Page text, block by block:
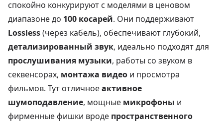
спокойно конкурируют с моделями в ценовом
диапазоне до 100 косарей. Они поддерживают
Lossless(через кабель), обеспечивают глубокий,
детализированный звук, идеально подходят для
прослушивания музыки, работы со звуком в
секвенсорах, монтажа видео и просмотра
фильмов. Тут отличноеактивное
шумоподавление, мощные микрофоны и
фирменные фишки вроде пространственного